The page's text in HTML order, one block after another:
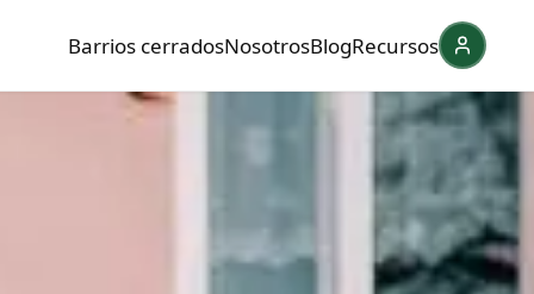
Barrios cerradosNosotrosBlogRecursos